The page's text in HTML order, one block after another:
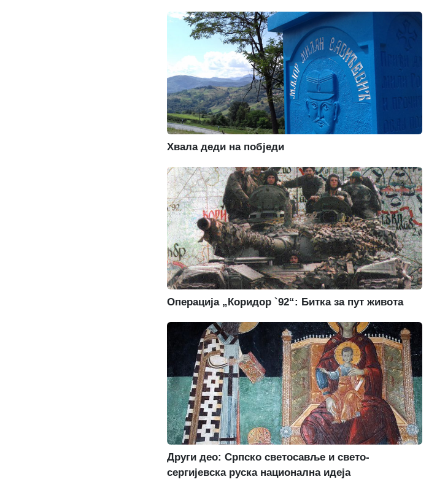
Хвала деди на побједи
Операција „Коридор `92“: Битка за пут живота
Други део: Српско светосавље и свето-
сергијевска руска национална идеја